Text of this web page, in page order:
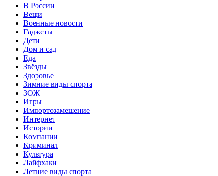
В России
Вещи
Военные новости
Гаджеты
Дети
Дом и сад
Еда
Звёзды
Здоровье
Зимние виды спорта
ЗОЖ
Игры
Импортозамещение
Интернет
Истории
Компании
Криминал
Культура
Лайфхаки
Летние виды спорта